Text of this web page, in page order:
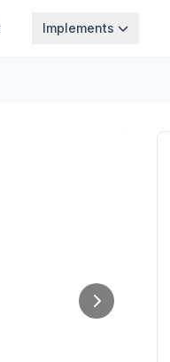
Implements